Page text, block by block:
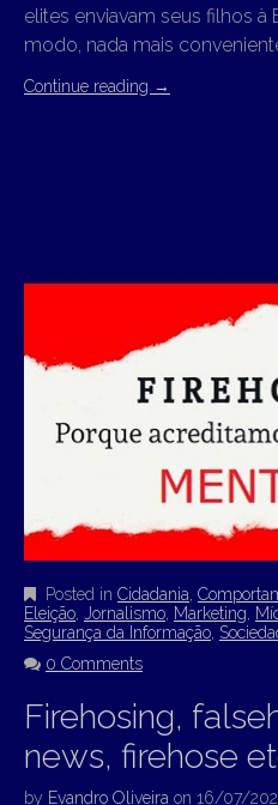
elites enviavam seus filhos à
modo, nada mais
Continue reading →
Posted in Cidadania,
Eleição, Jornalismo, Marketing,
Segurança da Informação,
0 Comments
Firehosing,
news, firehose
by Evandro Oliveira on 16/07/